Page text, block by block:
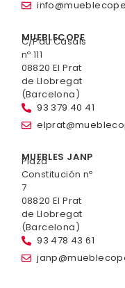
MUEBLECOPE
C/Pau Casals
nº 111
08820 El Prat
de Llobregat
(Barcelona)
93 379 40 41
MUEBLES JANP
Plaza
Constitución nº
7
08820 El Prat
de Llobregat
(Barcelona)
93 478 43 61